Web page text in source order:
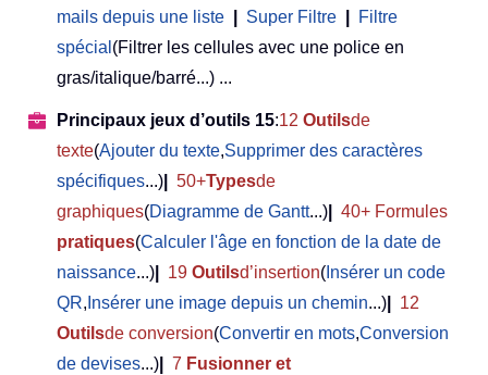
mails depuis une liste
Super Filtre
Filtre
spécial (Filtrer les cellules avec une police en
gras/italique/barré...) ...
Principaux jeux d’outils 15:12 Outilsde
texte(Ajouter du texte,Supprimer des caractères
spécifiques...) 50+Typesde
graphiques(Diagramme de Gantt...)
40+ Formules
pratiques(Calculer l'âge en fonction de la date de
naissance...) 19 Outilsd’insertion( Insérer un code
QR, Insérer une image depuis un chemin...)
12
Outilsde conversion(Convertir en mots,Conversion
de devises...) 7 Fusionner et